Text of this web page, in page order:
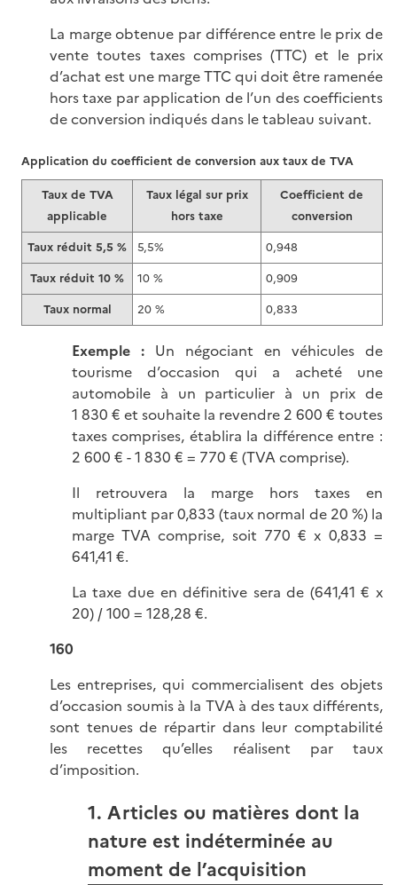
La marge obtenue par différence entre le prix de
vente toutes taxes comprises (TTC) et le prix
d’achat est une marge TTC qui doit être ramenée
hors taxe par application de l’un des coefficients
de conversion indiqués dans le tableau suivant.
Application du coefficient de conversion aux taux de TVA
Taux de TVA
applicable
Taux légal sur prix
hors taxe
Coefficient de
conversion
Taux réduit 5,5 %
5,5%
0,948
Taux réduit 10 %
10 %
0,909
Taux normal
20 % 0,833
Exemple :Un négociant en véhicules de
tourisme d’occasion qui a acheté une
automobile à un particulier à un prix de
1 830 € et souhaite la revendre 2 600 € toutes
taxes comprises, établira la différence entre :
2 600 € - 1 830 € = 770 € (TVA comprise).
Il retrouvera la marge hors taxes en
multipliant par 0,833 (taux normal de 20 %) la
marge TVA comprise, soit 770 € x 0,833 =
641,41 €.
La taxe due en définitive sera de (641,41 € x
20) / 100 = 128,28 €.
160
Les entreprises, qui commercialisent des objets
d’occasion soumis à la TVA à des taux différents,
sont tenues de répartir dans leur comptabilité
les recettes qu’elles réalisent par taux
d’imposition.
1. Articles ou matières dont la
nature est indéterminée au
moment de l’acquisition